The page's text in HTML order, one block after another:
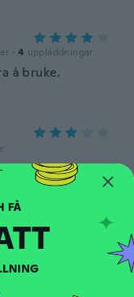
· 4 uppladdningar
å bruke.
· 1 uppladdningar
PRENUMERERA OCH FÅ